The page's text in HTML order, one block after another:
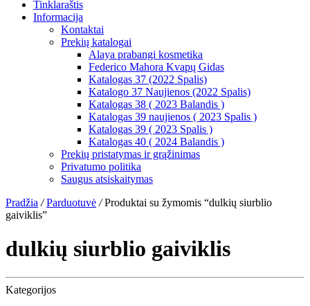
Tinklaraštis
Informacija
Kontaktai
Prekių katalogai
Alaya prabangi kosmetika
Federico Mahora Kvapų Gidas
Katalogas 37 (2022 Spalis)
Katalogo 37 Naujienos (2022 Spalis)
Katalogas 38 ( 2023 Balandis )
Katalogas 39 naujienos ( 2023 Spalis )
Katalogas 39 ( 2023 Spalis )
Katalogas 40 ( 2024 Balandis )
Prekių pristatymas ir grąžinimas
Privatumo politika
Saugus atsiskaitymas
Pradžia / Parduotuvė /Produktai su žymomis “dulkių siurblio
gaiviklis”
dulkių siurblio gaiviklis
Kategorijos